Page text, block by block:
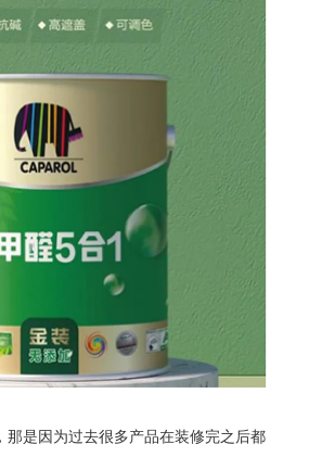
是因为过去很多产品在装修完之后都